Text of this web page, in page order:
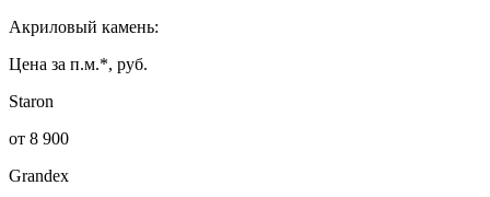
Акриловый камень:
Цена за п.м.*, руб.
Staron
от 8 900
Grandex